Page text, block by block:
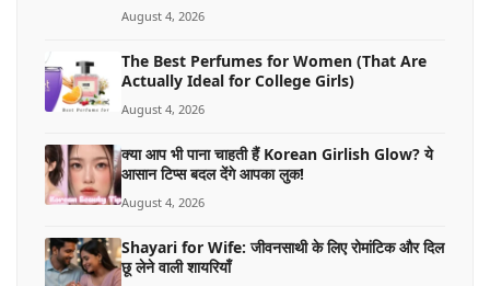
August 4, 2026
The Best Perfumes for Women (That Are
Actually Ideal for College Girls)
August 4, 2026
क्या आप भी पाना चाहती हैं Korean Girlish Glow? ये
आसान टिप्स बदल देंगे आपका लुक!
August 4, 2026
Shayari for Wife: जीवनसाथी के लिए रोमांटिक और दिल
छू लेने वाली शायरियाँ